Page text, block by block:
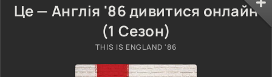
Це — Англія '86 дивитися онлайн
(1 Сезон)
THIS IS ENGLAND '86